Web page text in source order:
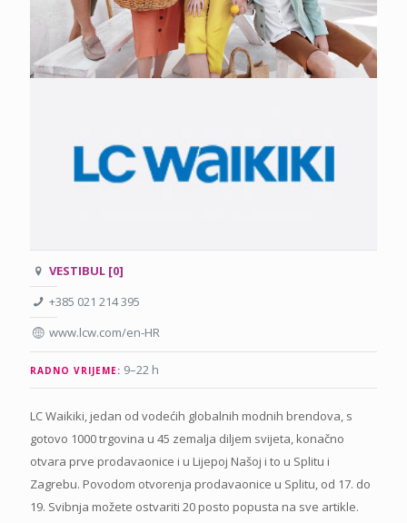
VESTIBUL [0]
+385 021 214 395
www.lcw.com/en-HR
RADNO VRIJEME: 9–22 h
LC Waikiki, jedan od vodećih globalnih modnih brendova, s
gotovo 1000 trgovina u 45 zemalja diljem svijeta, konačno
otvara prve prodavaonice i u Lijepoj Našoj i to u Splitu i
Zagrebu. Povodom otvorenja prodavaonice u Splitu, od 17. do
19. Svibnja možete ostvariti 20 posto popusta na sve artikle.